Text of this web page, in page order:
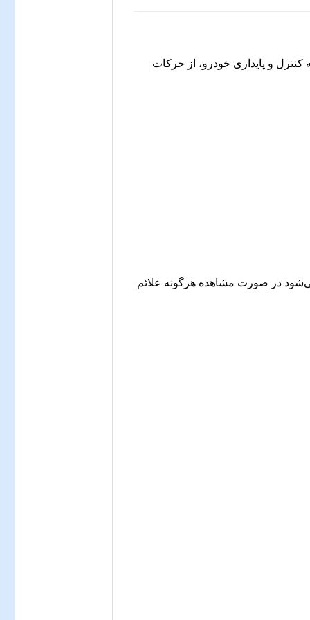
و پایداری خودرو، از حرکات
در صورت مشاهده هرگونه علائم